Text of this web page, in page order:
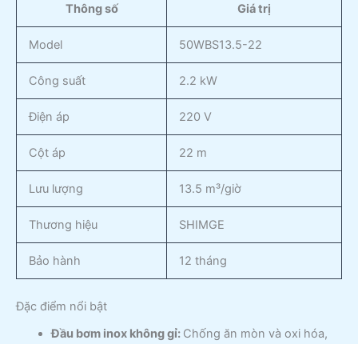
Thông số Giá trị
Model 50WBS13.5-22
Công suất 2.2 kW
Điện áp 220 V
Cột áp 22 m
Lưu lượng 13.5 m³/giờ
Thương hiệu SHIMGE
Bảo hành 12 tháng
Đặc điểm nổi bật
Đầu bơm inox không gỉ: Chống ăn mòn và oxi hóa,